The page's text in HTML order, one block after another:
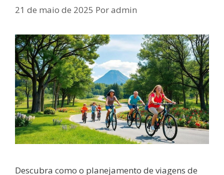
21 de maio de 2025 Poradmin
Descubra como o planejamento de viagens de